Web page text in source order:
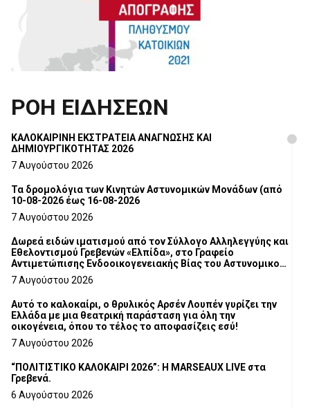
ΡΟΗ ΕΙΔΗΣΕΩΝ
ΚΑΛΟΚΑΙΡΙΝΗ ΕΚΣΤΡΑΤΕΙΑ ΑΝΑΓΝΩΣΗΣ ΚΑΙ
ΔΗΜΙΟΥΡΓΙΚΟΤΗΤΑΣ 2026
7 Αυγούστου 2026
Τα δρομολόγια των Κινητών Αστυνομικών Μονάδων (από
10-08-2026 έως 16-08-2026
7 Αυγούστου 2026
Δωρεά ειδών ιματισμού από τον Σύλλογο Αλληλεγγύης και
Εθελοντισμού Γρεβενών «Ελπίδα», στο Γραφείο
Αντιμετώπισης Ενδοοικογενειακής Βίας του Αστυνομικού
Τμήματος Γρεβενών
7 Αυγούστου 2026
Αυτό το καλοκαίρι, ο θρυλικός Αρσέν Λουπέν γυρίζει την
Ελλάδα με μια θεατρική παράσταση για όλη την
οικογένεια, όπου το τέλος το αποφασίζεις εσύ!
7 Αυγούστου 2026
“ΠΟΛΙΤΙΣΤΙΚΟ ΚΑΛΟΚΑΙΡΙ 2026”: Η MARSEAUX LIVE στα
Γρεβενά.
6 Αυγούστου 2026